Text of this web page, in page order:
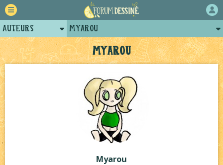
Myarou
Myarou
Auteurs
Retour
Forum
Projets
Tutoriels
Myarou
Posts de myarou
Arènes de myarou
Projets collectifs de myarou